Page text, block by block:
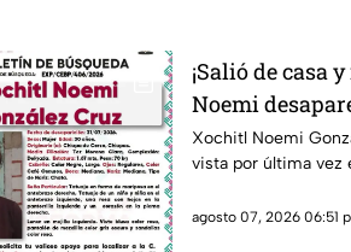
¡Salió de casa
Noemi
Xochitl Noemi
vista por última vez
agosto 07, 2026 06:51